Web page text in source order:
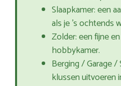
Slaapkamer: een
als je ’s ochtends
Zolder: een fijne
hobbykamer.
Berging / Garage
klussen uitvoeren